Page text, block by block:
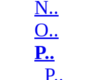
N..
O..
P..
P..